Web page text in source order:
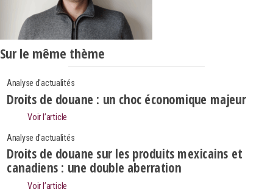
Sur le même thème
Analyse d'actualités
Droits de douane : un choc économique majeur
Voir l’article
Analyse d'actualités
Droits de douane sur les produits mexicains et
canadiens : une double aberration
Voir l’article